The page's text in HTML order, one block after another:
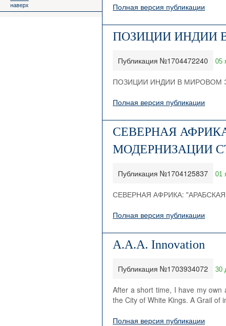
наверх
Полная версия публикации
ПОЗИЦИИ ИНДИИ
Публикация №1704472240 05
ПОЗИЦИИ ИНДИИ В МИРОВОМ
Полная версия публикации
СЕВЕРНАЯ
МОДЕРНИЗАЦИИ
Публикация №1704125837 01
СЕВЕРНАЯ АФРИКА:
Полная версия публикации
A.A.A. Innovation
Публикация №1703934072 30
After a short time, I have my own
the City of White Kings. A Grail of
Полная версия публикации